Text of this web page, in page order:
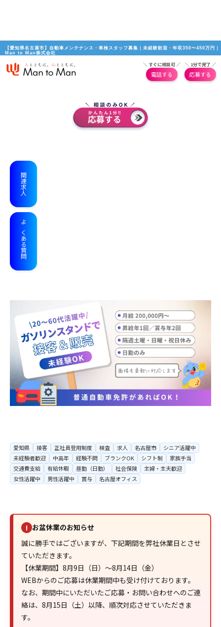
【愛知県名古屋市】自動車メンテナンス・車検スタッフ募集｜未経験歓迎・年収350〜450万円｜
Man to Man株式会社
＼ すぐに相談可 ／
電話する
＼ 1分で完了 ／
応募する
関連求人
よくある質問
愛知県 接客 正社員登用制度 検査 求人 名古屋市
シニア活躍中
未経験者歓迎
中高年 経験不問 ブランクOK シフト制
家族手当
交通費支給
有給休暇 昼勤（日勤） 社会保険
主婦・主夫歓迎
女性活躍中
男性活躍中 賞与 名古屋オフィス
! お盆休業のお知らせ
誠に勝手ではございますが、下記期間を弊社休業日とさせ
ていただきます。
【休業期間】8月9日（日）～8月14日（金）
WEBからのご応募は休業期間中も受け付けております。
なお、期間中にいただいたご応募・お問い合わせへのご連
絡は、8月15日（土）以降、順次対応させていただきま
す。